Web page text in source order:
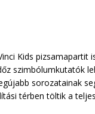
Kids
szimbólumkutatók
sorozatainak
térben töltik a